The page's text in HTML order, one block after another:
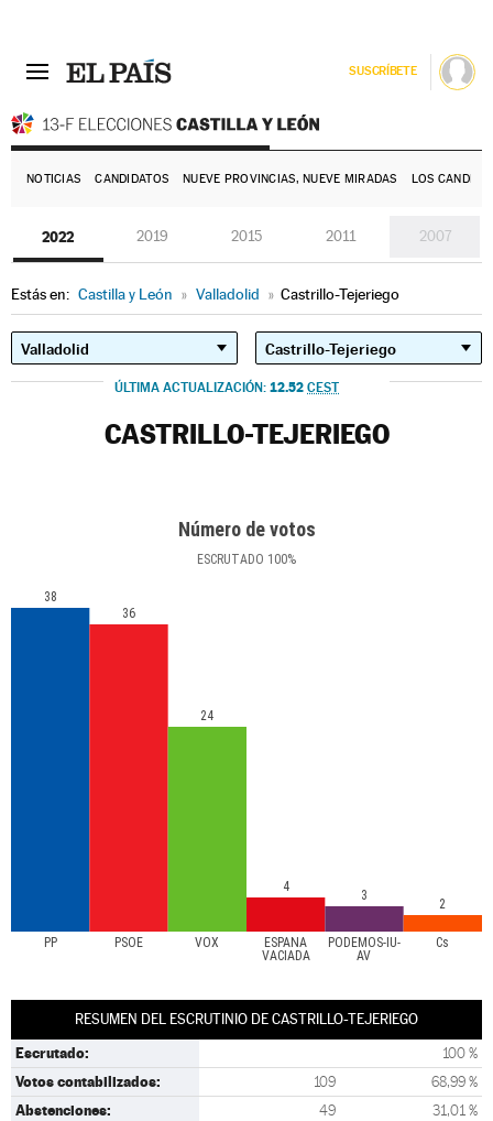
SUSCRÍBETE
NOTICIAS CANDIDATOS NUEVE PROVINCIAS, NUEVE MIRADAS LOS
2022 2019 2015 2011 2007
Estás en: Castilla y León » Valladolid » Castrillo-Tejeriego
ÚLTIMA ACTUALIZACIÓN: 12.52 CEST
CASTRILLO-TEJERIEGO
Número de votos
ESCRUTADO 100%
PP PSOE VOX
ESPAÑA
VACIADA
PODEMOS-IU-
AV
Cs
38
36
24
4
3
2
RESUMEN DEL ESCRUTINIO DE CASTRILLO-TEJERIEGO
Escrutado: 100 %
Votos contabilizados: 109 68,99 %
Abstenciones: 49 31,01 %